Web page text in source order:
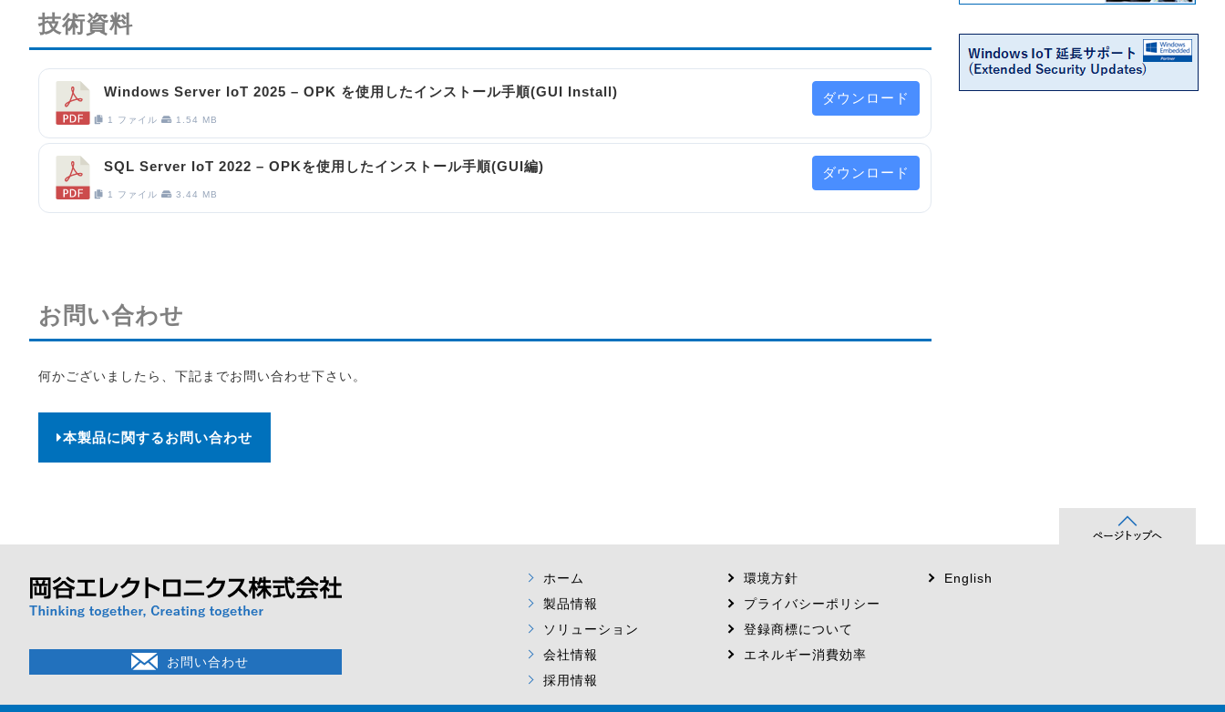
技術資料
Windows Server IoT 2025 – OPK を使用したインストール手順(GUI Install)
1 ファイル 1.54 MB
ダウンロード
SQL Server IoT 2022 – OPKを使用したインストール手順(GUI編)
1 ファイル 3.44 MB
ダウンロード
お問い合わせ
何かございましたら、下記までお問い合わせ下さい。
本製品に関するお問い合わせ
お問い合わせ
ホーム
製品情報
ソリューション
会社情報
採用情報
環境方針
プライバシーポリシー
登録商標について
エネルギー消費効率
English